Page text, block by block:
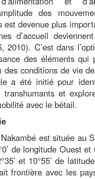
des
est devenue plus
d’accueil
2010). C’est dans
des éléments qui
des conditions de vie
a été initié pour
transhumants et
avec le bétail.
est située au
de longitude Ouest et
et 10°55’ de
frontière avec les